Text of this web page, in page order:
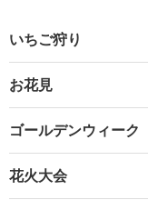
いちご狩り
お花見
ゴールデンウィーク
花火大会